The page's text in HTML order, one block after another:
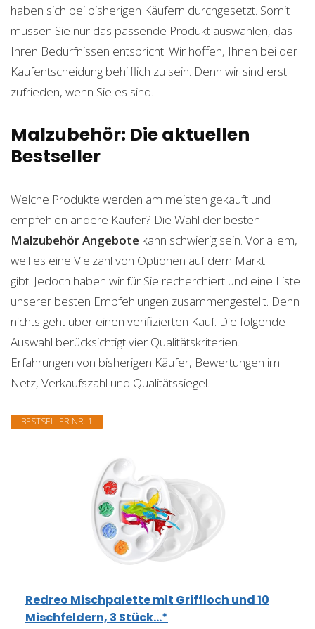
haben sich bei bisherigen Käufern durchgesetzt. Somit
müssen Sie nur das passende Produkt auswählen, das
Ihren Bedürfnissen entspricht. Wir hoffen, Ihnen bei der
Kaufentscheidung behilflich zu sein. Denn wir sind erst
zufrieden, wenn Sie es sind.
Malzubehör: Die aktuellen
Bestseller
Welche Produkte werden am meisten gekauft und
empfehlen andere Käufer? Die Wahl der besten
MalzubehörAngebote kann schwierig sein. Vor allem,
weil es eine Vielzahl von Optionen auf dem Markt
gibt. Jedoch haben wir für Sie recherchiert und eine Liste
unserer besten Empfehlungen zusammengestellt. Denn
nichts geht über einen verifizierten Kauf. Die folgende
Auswahl berücksichtigt vier Qualitätskriterien.
Erfahrungen von bisherigen Käufer, Bewertungen im
Netz, Verkaufszahl und Qualitätssiegel.
BESTSELLER NR. 1
Redreo Mischpalette mit Griffloch und 10
Mischfeldern, 3 Stück...*